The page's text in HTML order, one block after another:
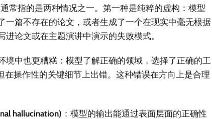
常指的是两种情况之一。第一种是纯粹的虚构：模型
一篇不存在的论文，或者生成了一个在现实中毫无根据
论文或在主题演讲中演示的失败模式。
境中也更糟糕：模型了解正确的领域，选择了正确的工
操作性的关键细节上出错。这种错误在方向上是合理
hallucination) ：模型的输出能通过表面层面的正确性